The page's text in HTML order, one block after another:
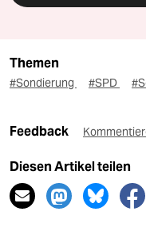
Themen
#Sondierung #SPD
Feedback
Diesen Artikel teilen